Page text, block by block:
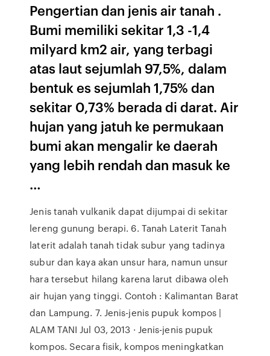
Pengertian dan jenis air tanah .
Bumi memiliki sekitar 1,3 -1,4
milyard km2 air, yang terbagi
atas laut sejumlah 97,5%, dalam
bentuk es sejumlah 1,75% dan
sekitar 0,73% berada di darat. Air
hujan yang jatuh ke permukaan
bumi akan mengalir ke daerah
yang lebih rendah dan masuk ke
…
Jenis tanah vulkanik dapat dijumpai di sekitar
lereng gunung berapi. 6. Tanah Laterit Tanah
laterit adalah tanah tidak subur yang tadinya
subur dan kaya akan unsur hara, namun unsur
hara tersebut hilang karena larut dibawa oleh
air hujan yang tinggi. Contoh : Kalimantan Barat
dan Lampung. 7. Jenis-jenis pupuk kompos |
ALAM TANI Jul 03, 2013 · Jenis-jenis pupuk
kompos. Secara fisik, kompos meningkatkan